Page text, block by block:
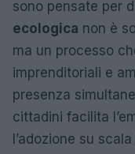
sono pensate per
ecologica non è
ma un processo
imprenditoriali e
presenza
cittadini facilita
l’adozione su